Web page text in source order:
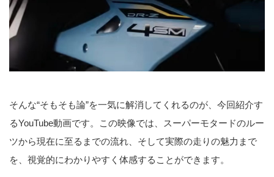
そんな“そもそも論”を一気に解消してくれるのが、今回紹介す
るYouTube動画です。この映像では、スーパーモタードのルー
ツから現在に至るまでの流れ、そして実際の走りの魅力まで
を、視覚的にわかりやすく体感することができます。